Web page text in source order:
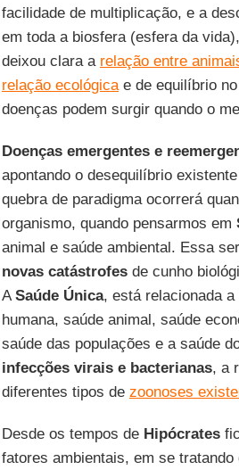
facilidade de multiplicação, e a
em toda a biosfera (esfera da
deixou clara a relação entre
relação ecológicae de equilíbrio no
doenças podem surgir quando o
Doenças emergentes e
apontando o desequilíbrio
quebra de paradigma ocorrerá
organismo, quando pensarmos em
animal e saúde ambiental. Essa
novas catástrofesde cunho
ASaúde Única, está relacionada
humana, saúde animal, saúde
saúde das populações e a saúde
infecções virais e bacterianas, a
diferentes tipos de zoonoses
Desde os tempos de Hipócrates
fatores ambientais, em se